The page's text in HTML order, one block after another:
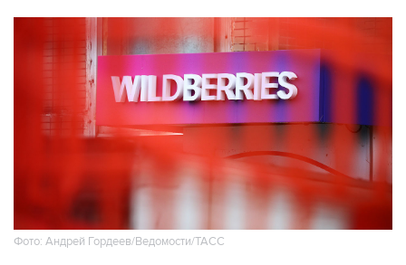
Фото: Андрей Гордеев/Ведомости/ТАСС